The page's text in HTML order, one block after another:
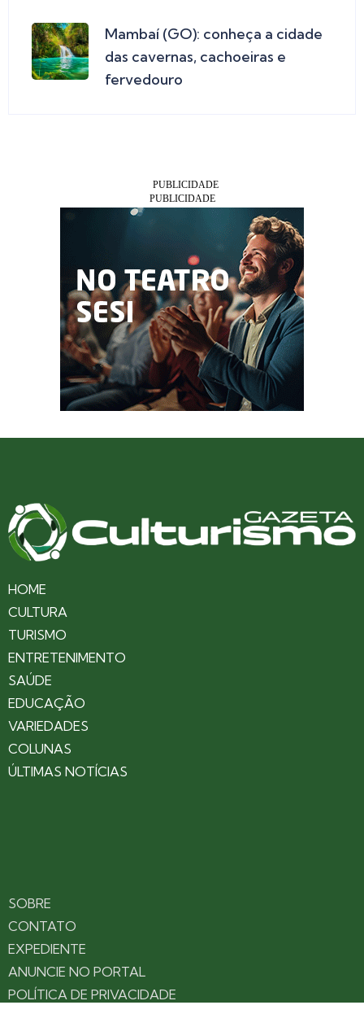
Mambaí (GO): conheça a cidade
das cavernas, cachoeiras e
fervedouro
HOME
CULTURA
TURISMO
ENTRETENIMENTO
SAÚDE
EDUCAÇÃO
VARIEDADES
COLUNAS
ÚLTIMAS NOTÍCIAS
SOBRE
CONTATO
EXPEDIENTE
ANUNCIE NO PORTAL
POLÍTICA DE PRIVACIDADE